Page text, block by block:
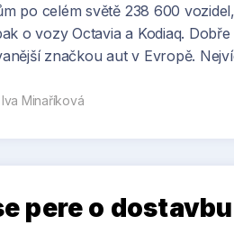
po celém světě 238 600
o vozy Octavia a Kodiaq.
značkou aut v Evropě.
Iva Minaříková
pere o